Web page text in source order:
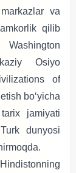
va
qilib
Osiyo
of
boʻyicha
jamiyati
dunyosi